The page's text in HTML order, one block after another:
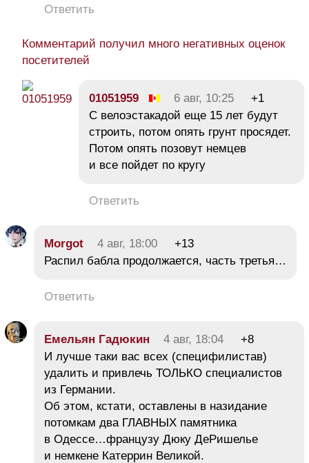
Ответить
Комментарий получил много негативных оценок
посетителей
01051959 6 авг, 10:25
+1
С велоэстакадой еще 15 лет будут
строить, потом опять грунт просядет.
Потом опять позовут немцев
и все пойдет по кругу
Ответить
Morgot 4 авг, 18:00
+13
Распил бабла продолжается, часть третья…
Ответить
Емельян Гадюкин 4 авг, 18:04
+8
И лучше таки вас всех (специфилистав)
удалить и привлечь ТОЛЬКО специалистов
из Германии.
Об этом, кстати, оставлены в назидание
потомкам два ГЛАВНЫХ памятника
в Одессе…французу Дюку ДеРишелье
и немкене Катеррин Великой.